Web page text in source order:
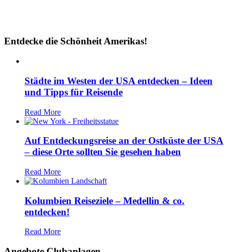
Entdecke die Schönheit Amerikas!
Städte im Westen der USA entdecken – Ideen
und Tipps für Reisende
Read More
Auf Entdeckungsreise an der Ostküste der USA
– diese Orte sollten Sie gesehen haben
Read More
Kolumbien Reiseziele – Medellin & co.
entdecken!
Read More